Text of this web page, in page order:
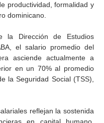
productividad, formalidad y
dominicano.
la Dirección de Estudios
el salario promedio del
asciende actualmente a
en un 70% al promedio
la Seguridad Social (TSS),
reflejan la sostenida